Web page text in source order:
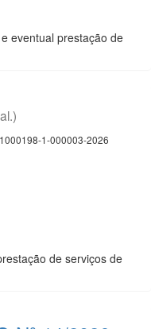
eventual prestação de
1-000003-2026
de serviços de